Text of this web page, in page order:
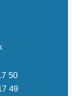
50
49